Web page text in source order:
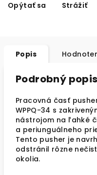
Opýtať sa Strážiť
Popis
Podrobný popis
Pracovná časť
WPPQ-34 s
nástrojom na ľahké
a periunguálneho
Tento pusher je
odstránil rôzne
okolia.